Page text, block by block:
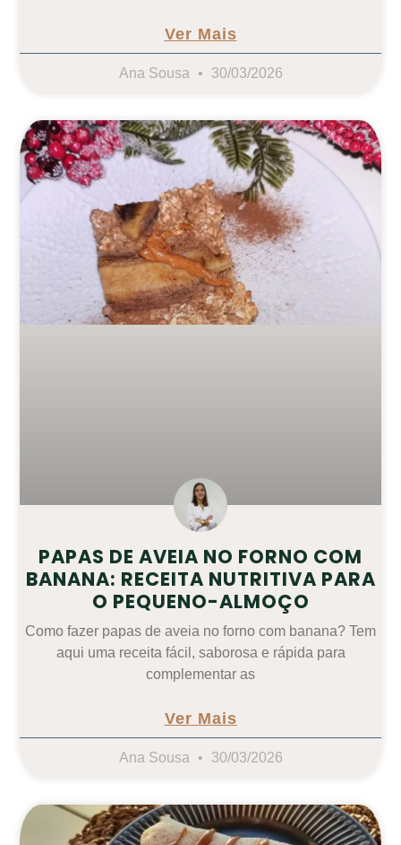
Ver Mais
Ana Sousa 30/03/2026
PAPAS DE AVEIA NO FORNO COM
BANANA: RECEITA NUTRITIVA PARA
O PEQUENO-ALMOÇO
Como fazer papas de aveia no forno com banana? Tem
aqui uma receita fácil, saborosa e rápida para
complementar as
Ver Mais
Ana Sousa 30/03/2026